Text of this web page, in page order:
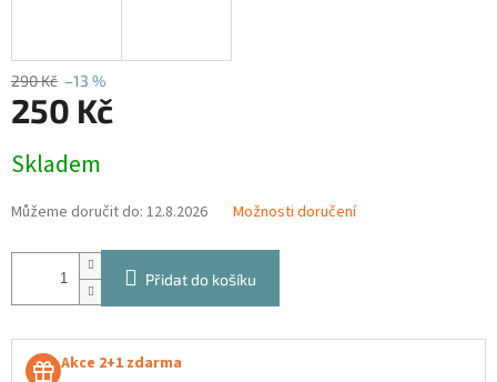
290 Kč –13 %
250 Kč
cena:
Skladem
Můžeme doručit do: 12.8.2026 Možnosti doručení
Přidat do košíku
Akce 2+1 zdarma